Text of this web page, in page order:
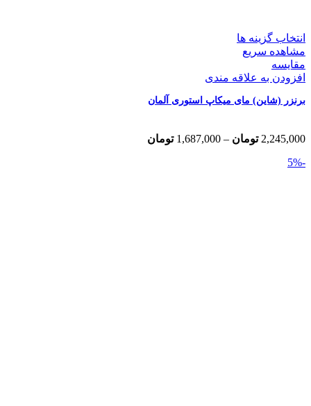
انتخاب گزینه ها
مشاهده سریع
مقایسه
افزودن به علاقه مندی
برنزر (شاین) مای میکاپ استوری آلمان
2,245,000 تومان –
1,687,000 تومان
-5%